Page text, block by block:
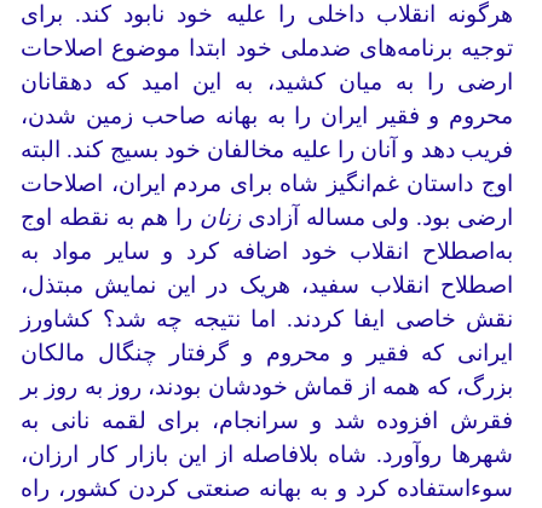
هرگونه انقلاب داخلی را علیه خود نابود کند. برای
توجیه برنامه‌های ضدملی خود ابتدا موضوع اصلاحات
ارضی را به میان کشید، به این امید که دهقانان
محروم و فقیر ایران را به بهانه صاحب زمین شدن،
فریب دهد و آنان را علیه مخالفان خود بسیج کند. البته
اوج داستان غم‌انگیز شاه برای مردم ایران، اصلاحات
ارضی بود. ولی مساله آزادی زنان را هم به نقطه اوج
به‌اصطلاح انقلاب خود اضافه کرد و سایر مواد به
اصطلاح انقلاب سفید، هریک در این نمایش مبتذل،
نقش خاصی ایفا کردند. اما نتیجه چه شد؟ کشاورز
ایرانی که فقیر و محروم و گرفتار چنگال مالکان
بزرگ، که همه از قماش خودشان بودند، روز به روز بر
فقرش افزوده شد و سرانجام، برای لقمه نانی به
شهرها روآورد. شاه بلافاصله از این بازار کار ارزان،
سوءاستفاده کرد و به بهانه صنعتی کردن کشور، راه